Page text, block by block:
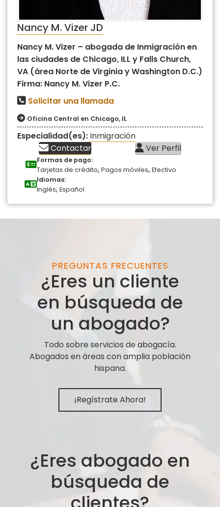
Nancy M. Vizer JD
Nancy M. Vizer – abogada de Inmigración en
las ciudades de Chicago, ILL y Falls Church,
VA (área Norte de Virginia y Washington D.C.)
Firma: Nancy M. Vizer P.C.
Solicitar una llamada
Oficina Central en Chicago, IL
Especialidad(es): Inmigración
Contactar
Ver Perfil
Formas de pago:
Tarjetas de crédito, Pagos móviles, Efectivo
Idiomas:
Inglés, Español
PREGUNTAS FRECUENTES
¿Eres un cliente
en búsqueda de
un abogado?
Todo sobre servicios de abogacía.
Abogados en áreas con amplia población
hispana.
¡Regístrate Ahora!
¿Eres abogado en
búsqueda de